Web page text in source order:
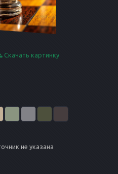
Скачать картинку
не указана